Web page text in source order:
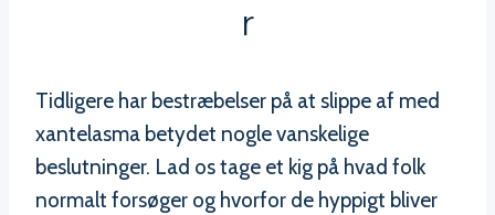
R
Tidligere har bestræbelser på at slippe af med
xantelasma betydet nogle vanskelige
beslutninger. Lad os tage et kig på hvad folk
normalt forsøger og hvorfor de hyppigt bliver